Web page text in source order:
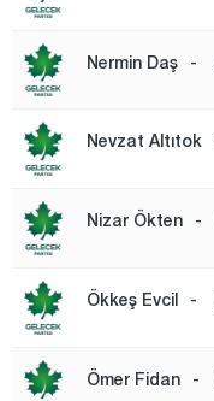
Nermin Daş -
Nevzat Altıtok
Nizar Ökten -
Ökkeş Evcil -
Ömer Fidan -